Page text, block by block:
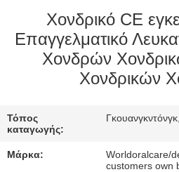
ΓΎΡΟΣ
ΕΡΓΟΣΤΑΣΊΩΝ
ΠΟΙΟΤΙΚΌΣ
ΜΑΣ
Χονδρικό CE
Επαγγελματικό
Χονδρών
Χονδρικών
Τόπος
καταγωγής:
Μάρκα:
Worldoralcare/
customers own